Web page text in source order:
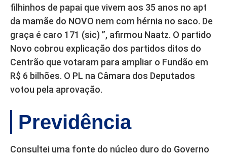
filhinhos de papai que vivem aos 35 anos no apt
da mamãe do NOVO nem com hérnia no saco. De
graça é caro 171 (sic) ”, afirmou Naatz. O partido
Novo cobrou explicação dos partidos ditos do
Centrão que votaram para ampliar o Fundão em
R$ 6 bilhões. O PL na Câmara dos Deputados
votou pela aprovação.
Previdência
Consultei uma fonte do núcleo duro do Governo